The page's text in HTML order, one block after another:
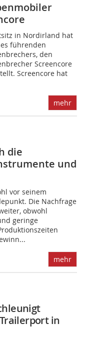
in Nordirland hat
führenden
den
Screencore
Screencore hat
mehr
die
und
vor seinem
Die Nachfrage
obwohl
geringe
mehr
in